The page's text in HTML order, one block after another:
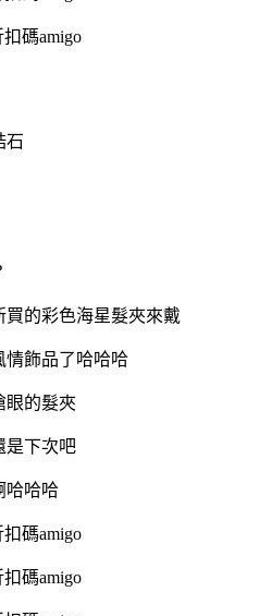
石
的彩色海星髮夾來戴
情飾品了哈哈哈
眼的髮夾
是下次吧
哈哈哈